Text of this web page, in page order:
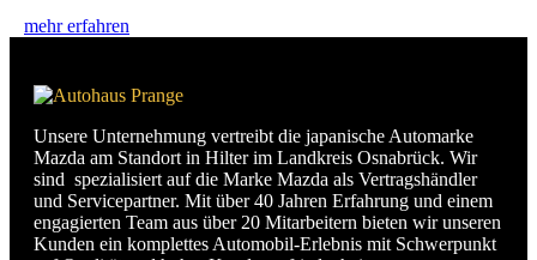
mehr erfahren
Unsere Unternehmung vertreibt die japanische Automarke
Mazda am Standort in Hilter im Landkreis Osnabrück. Wir
sind spezialisiert auf die Marke Mazda als Vertragshändler
und Servicepartner. Mit über 40 Jahren Erfahrung und einem
engagierten Team aus über 20 Mitarbeitern bieten wir unseren
Kunden ein komplettes Automobil-Erlebnis mit Schwerpunkt